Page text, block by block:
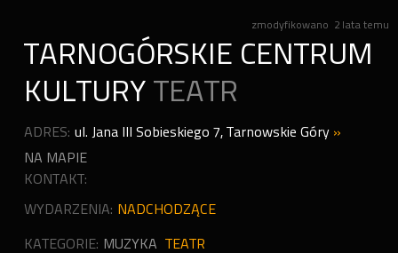
zmodyfikowano 2 lata temu
TARNOGÓRSKIE CENTRUM
KULTURY TEATR
ADRES: ul. Jana III Sobieskiego 7,Tarnowskie Góry »
NA MAPIE
KONTAKT:
WYDARZENIA: NADCHODZĄCE
KATEGORIE: MUZYKA TEATR